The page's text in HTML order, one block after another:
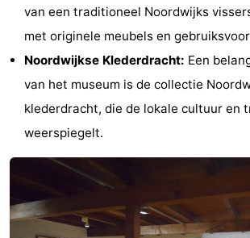
en
drinken
Evenementen
Praktisch
Forum
Route
-
Reisboekenwinkel
Nieuws
van een traditioneel Noordwijks
met originele meubels en
Noordwijkse Klederdracht: Een
van het museum is de collectie
klederdracht, die de lokale cultuur en
weerspiegelt.